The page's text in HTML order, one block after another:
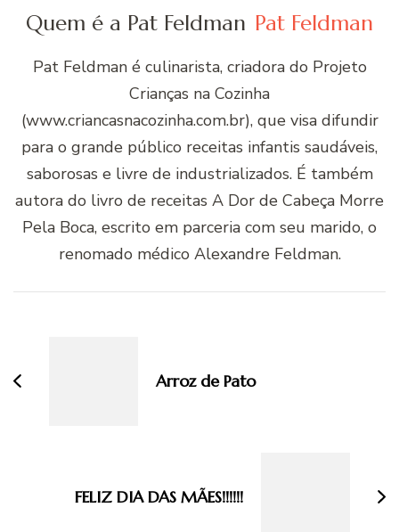
Quem é a Pat Feldman Pat Feldman
Pat Feldman é culinarista, criadora do Projeto
Crianças na Cozinha
(www.criancasnacozinha.com.br), que visa difundir
para o grande público receitas infantis saudáveis,
saborosas e livre de industrializados. É também
autora do livro de receitas A Dor de Cabeça Morre
Pela Boca, escrito em parceria com seu marido, o
renomado médico Alexandre Feldman.
Arroz de Pato
FELIZ DIA DAS MÃES!!!!!!